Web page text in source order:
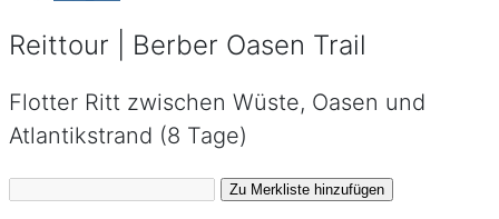
Reittour | Berber Oasen Trail
Flotter Ritt zwischen Wüste, Oasen und
Atlantikstrand (8 Tage)